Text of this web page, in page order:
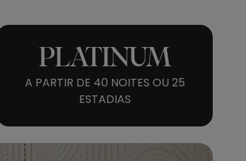
PLATINUM
A PARTIR DE 40 NOITES OU 25
ESTADIAS